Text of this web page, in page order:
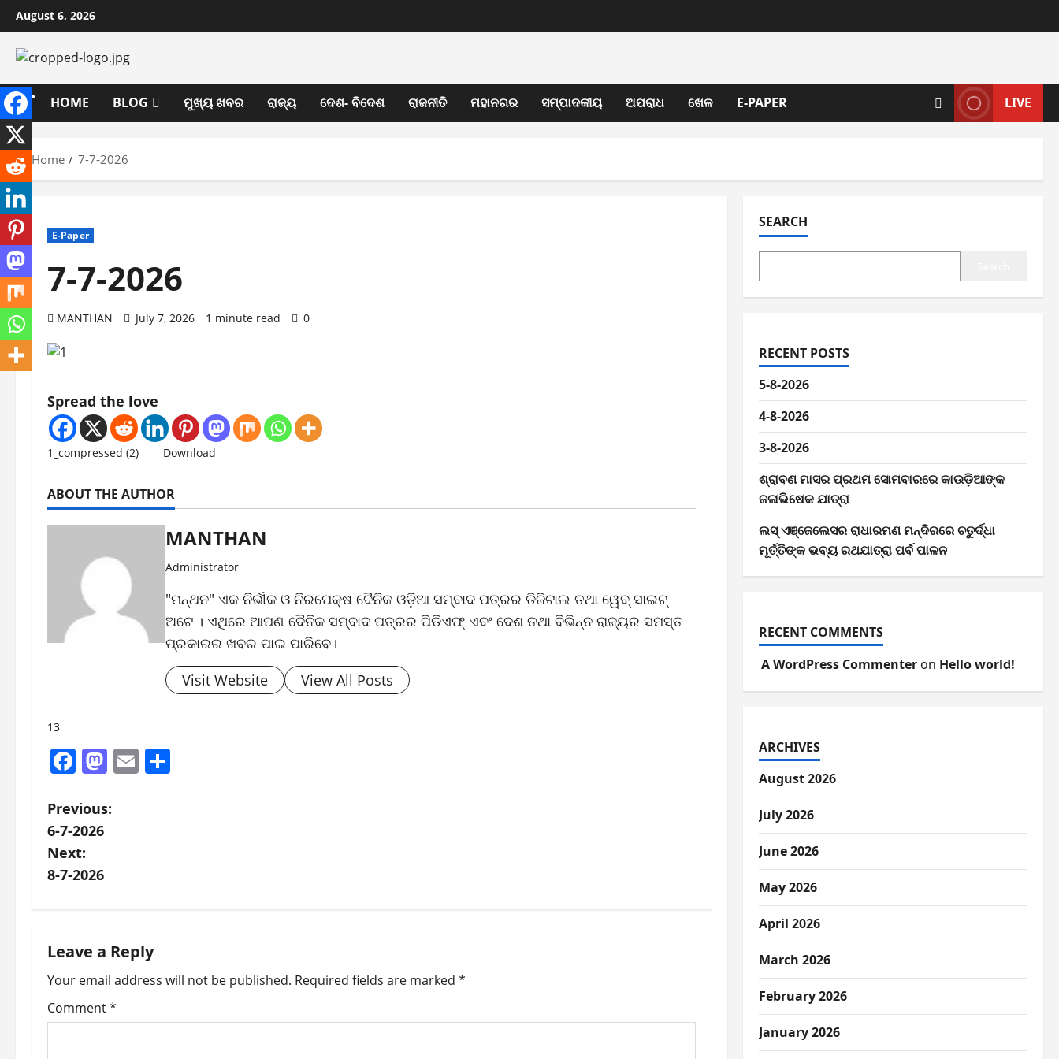
Skip
to
content
August 6, 2026
HOME BLOG ମୁଖ୍ୟ ଖବର ରାଜ୍ୟ ଦେଶ- ବିଦେଶ ରାଜନୀତି ମହାନଗର ସମ୍ପାଦକୀୟ ଅପରାଧ ଖେଳ E-PAPER LIVE
Home 7-7-2026
E-Paper
7-7-2026
MANTHAN July 7, 2026 1 minute read 0
Spread the love
1_compressed (2) Download
ABOUT THE AUTHOR
MANTHAN
Administrator
"ମନ୍ଥନ" ଏକ ନିର୍ଭୀକ ଓ ନିରପେକ୍ଷ ଦୈନିକ ଓଡ଼ିଆ ସମ୍ବାଦ ପତ୍ରର ଡିଜିଟାଲ ତଥା ୱେବ୍ ସାଇଟ୍
ଅଟେ । ଏଥିରେ ଆପଣ ଦୈନିକ ସମ୍ବାଦ ପତ୍ରର ପିଡିଏଫ୍ ଏବଂ ଦେଶ ତଥା ବିଭିନ୍ନ ରାଜ୍ୟର ସମସ୍ତ
ପ୍ରକାରର ଖବର ପାଇ ପାରିବେ।
Visit Website
View All Posts
13
Facebook
Mastodon
Email
P
o
s
n
a
v
Previous:
6-7-2026
Next:
8-7-2026
Leave a Reply
Your email address will not be published. Required fields are marked *
Comment*
SEARCH
RECENT POSTS
5-8-2026
4-8-2026
3-8-2026
ଶ୍ରାବଣ ମାସର ପ୍ରଥମ ସୋମବାରରେ କାଉଡ଼ିଆଙ୍କ
ଜଳାଭିଷେକ ଯାତ୍ରା
ଲସ୍ ଏଞ୍ଜେଲେସର ରାଧାରମଣ ମନ୍ଦିରରେ ଚତୁର୍ଦ୍ଧା
ମୂର୍ତ୍ତିଙ୍କ ଭବ୍ୟ ରଥଯାତ୍ରା ପର୍ବ ପାଳନ
RECENT COMMENTS
A WordPress Commenteron Hello world!
ARCHIVES
August 2026
July 2026
June 2026
May 2026
April 2026
March 2026
February 2026
January 2026